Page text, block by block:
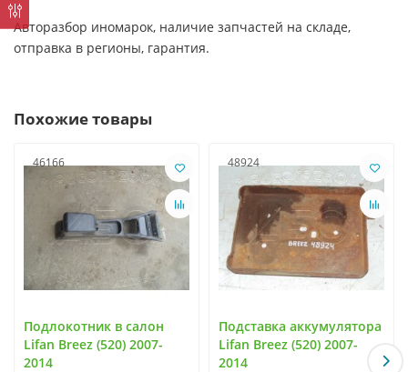
Авторазбор иномарок, наличие запчастей на складе,
отправка в регионы, гарантия.
Похожие товары
46166
Подлокотник в салон
Lifan Breez (520) 2007-
2014
48924
Подставка аккумулятора
Lifan Breez (520) 2007-
2014